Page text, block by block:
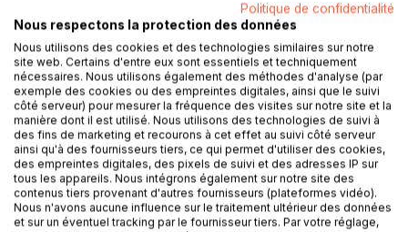
Ajouter à ma liste d'envies
Laisser un avis
DESCRIPTION
Politique de confidentialité
Nous respectons la protection des données
Nous utilisons des cookies et des technologies similaires sur notre
site web. Certains d'entre eux sont essentiels et techniquement
nécessaires. Nous utilisons également des méthodes d'analyse (par
exemple des cookies ou des empreintes digitales, ainsi que le suivi
côté serveur) pour mesurer la fréquence des visites sur notre site et la
manière dont il est utilisé. Nous utilisons des technologies de suivi à
des fins de marketing et recourons à cet effet au suivi côté serveur
ainsi qu'à des fournisseurs tiers, ce qui permet d'utiliser des cookies,
des empreintes digitales, des pixels de suivi et des adresses IP sur
tous les appareils. Nous intégrons également sur notre site des
contenus tiers provenant d'autres fournisseurs (plateformes vidéo).
Nous n'avons aucune influence sur le traitement ultérieur des données
et sur un éventuel tracking par le fournisseur tiers. Par votre réglage,